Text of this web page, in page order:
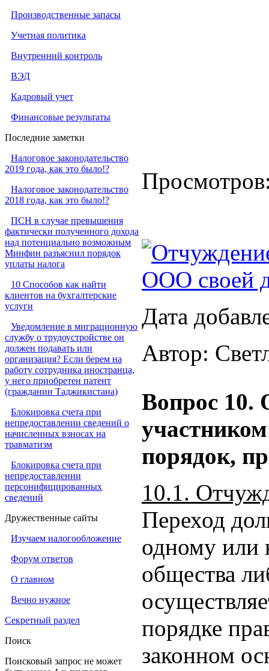
Производственные запасы
Учетная политика
Внутренний контроль
ВЭД
Кадровый учет
Финансовые результаты
Последние заметки
Налоговое законодательство
2019 года, как это было!?
Налоговое законодательство
2018 года, как это было!?
ПСН в случае превышения
фактически полученного дохода
над потенциально возможным
Минфин разъяснил порядок
уплаты налога
10 Способов как найти
клиентов на бухгалтерские
услуги
Уведомление в миграционную
службу о трудоустройстве он
должен подавать или
организация? Если берем на
работу сотрудника иностранца,
у него приобретен патент
(гражданин Таджикистана)
Блокировка счета при
непредоставлении сведений о
начисленных взносах на
травматизм
Блокировка счета при
непредоставлении
персонифицированных
сведений
Дружественные сайты
Изучаем налогообложение
Форум ответов
О главном
Вечно нужное
Секретный раздел
Поиск
Поисковый запрос не может
ООО своей
Дата
Автор:
Вопрос 10.
порядок,
10.1.
Переход
одному или
общества
порядке
законном